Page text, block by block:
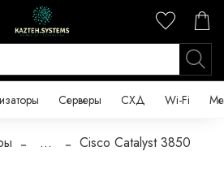
Серверы СХД Wi-Fi
... Cisco Catalyst 3850